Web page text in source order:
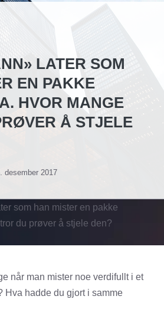
LATER SOM
EN PAKKE
HVOR MANGE
Å STJELE
desember 2017
som han mister en pakke
du prøver å stjele den?
når man mister noe verdifullt i et
Hva hadde du gjort i samme